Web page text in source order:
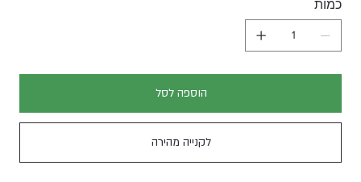
כמות
הוספה לסל
לקנייה מהירה